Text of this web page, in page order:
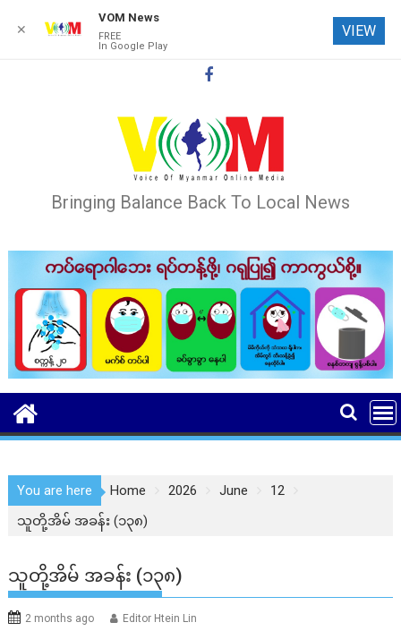
Bringing Balance Back To Local News
You are here Home 2026 June
12
သူတို့အိမ် အခန်း (၁၃၈)
သူတို့အိမ် အခန်း (၁၃၈)
2 months ago Editor Htein Lin
✕
VOM News
FREE
In Google Play
VIEW